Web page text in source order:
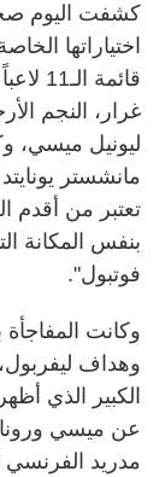
كشفت اليوم
غرار، النجم
ليونيل ميسي،
مانشستر
تعتبر من أقدم
بنفس المكانة
فوتبول".
وكانت
وهداف
الكبير الذي
عن ميسي
مدريد الفرنسي